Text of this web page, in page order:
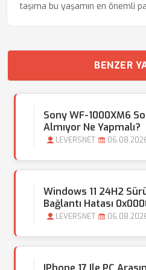
taşıma bu yaşamın en önemli
BENZER
Sony WF-1000XM6
Almıyor Ne Yapmalı?
LEVERSNET
Windows 11 24H2
Bağlantı Hatası
LEVERSNET